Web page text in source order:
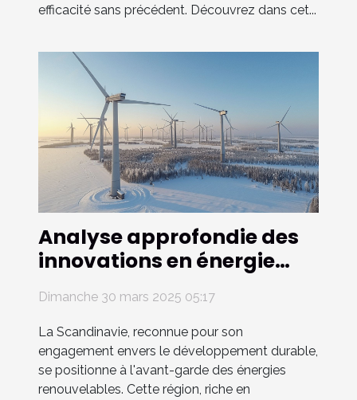
efficacité sans précédent. Découvrez dans cet...
Analyse approfondie des
innovations en énergie
renouvelable en
Scandinavie
Dimanche 30 mars 2025 05:17
La Scandinavie, reconnue pour son
engagement envers le développement durable,
se positionne à l'avant-garde des énergies
renouvelables. Cette région, riche en